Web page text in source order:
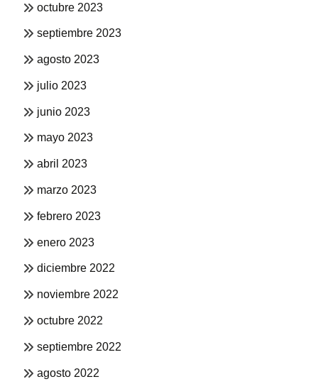
octubre 2023
septiembre 2023
agosto 2023
julio 2023
junio 2023
mayo 2023
abril 2023
marzo 2023
febrero 2023
enero 2023
diciembre 2022
noviembre 2022
octubre 2022
septiembre 2022
agosto 2022